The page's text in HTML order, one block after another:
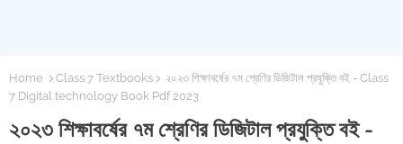
Home Class 7 Textbooks
২০২৩ শিক্ষাবর্ষের ৭ম শ্রেণির ডিজিটাল প্রযুক্তি বই - Class
7 Digital technology Book Pdf 2023
২০২৩ শিক্ষাবর্ষের ৭ম শ্রেণির ডিজিটাল প্রযুক্তি বই -